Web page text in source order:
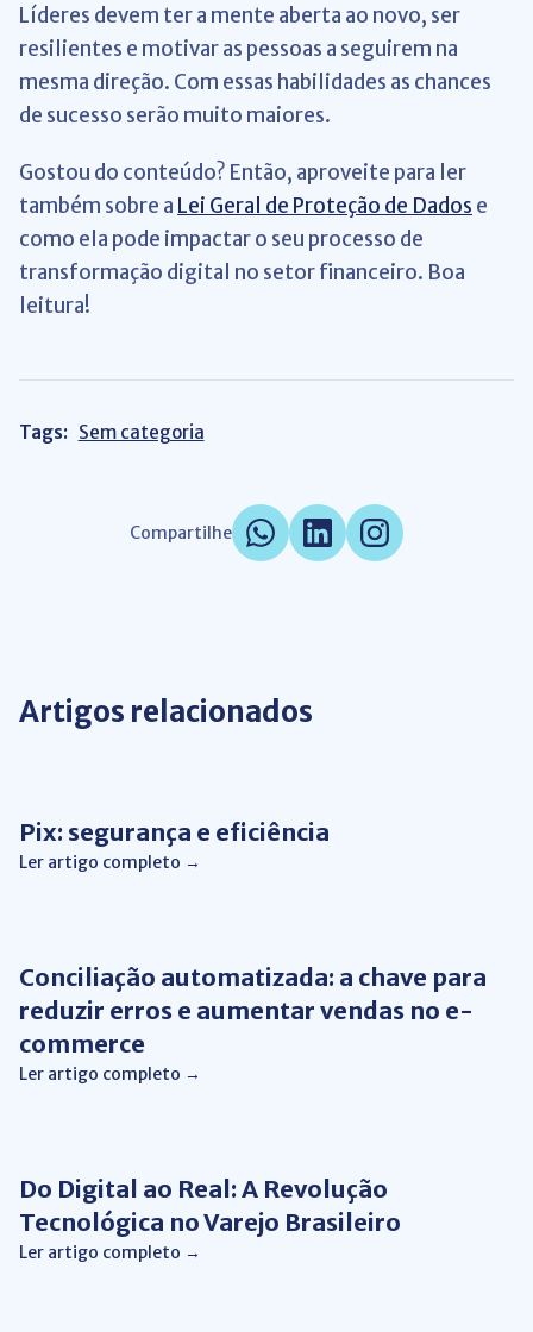
Líderes devem ter a mente aberta ao novo, ser
resilientes e motivar as pessoas a seguirem na
mesma direção. Com essas habilidades as chances
de sucesso serão muito maiores.
Gostou do conteúdo? Então, aproveite para ler
também sobre a Lei Geral de Proteção de Dados e
como ela pode impactar o seu processo de
transformação digital no setor financeiro. Boa
leitura!
Tags: Sem categoria
Compartilhe
Artigos relacionados
Pix: segurança e eficiência
Ler artigo completo →
Conciliação automatizada: a chave para
reduzir erros e aumentar vendas no e-
commerce
Ler artigo completo →
Do Digital ao Real: A Revolução
Tecnológica no Varejo Brasileiro
Ler artigo completo →